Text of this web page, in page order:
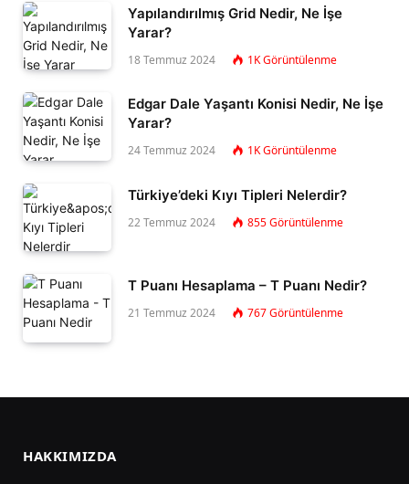
Yapılandırılmış Grid Nedir, Ne İşe
Yarar?
18 Temmuz 2024 1KGörüntülenme
Edgar Dale Yaşantı Konisi Nedir, Ne İşe
Yarar?
24 Temmuz 2024 1KGörüntülenme
Türkiye’deki Kıyı Tipleri Nelerdir?
22 Temmuz 2024 855Görüntülenme
T Puanı Hesaplama – T Puanı Nedir?
21 Temmuz 2024 767Görüntülenme
HAKKIMIZDA